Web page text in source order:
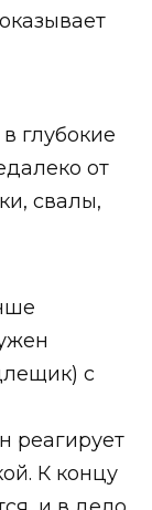
глубокие
от
свалы,
с
реагирует
К концу